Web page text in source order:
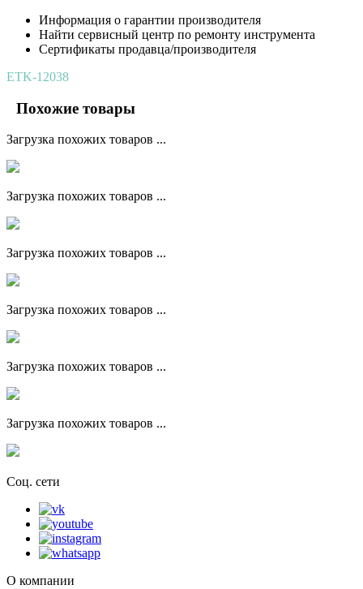
Информация о гарантии производителя
Найти сервисный центр по ремонту инструмента
Сертификаты продавца/производителя
ETK-12038
Похожие товары
Загрузка похожих товаров ...
Загрузка похожих товаров ...
Загрузка похожих товаров ...
Загрузка похожих товаров ...
Загрузка похожих товаров ...
Загрузка похожих товаров ...
Соц. сети
О компании